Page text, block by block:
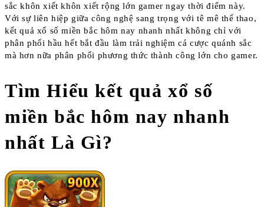
sắc khôn xiết khôn xiết rộng lớn gamer ngay thời điểm này.
Với sự liên hiệp giữa công nghệ sang trọng với tê mê thể thao,
kết quả xổ số miền bắc hôm nay nhanh nhất không chỉ với
phân phối hầu hết bắt đầu làm trải nghiệm cá cược quánh sắc
mà hơn nữa phân phối phương thức thành công lớn cho gamer.
Tìm Hiểu kết quả xổ số
miền bắc hôm nay nhanh
nhất Là Gì?